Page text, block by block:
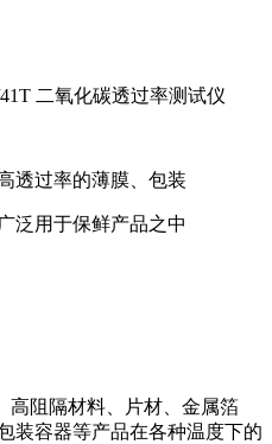
透过率的薄膜、包装
泛用于保鲜产品之中
高阻隔材料、片材、金属箔
装容器等产品在各种温度下的